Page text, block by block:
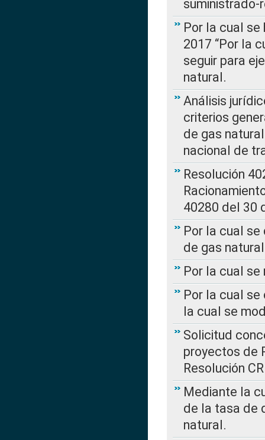
Por la cual se
2017 “Por la
seguir para
natural.
Análisis
criterios
de gas
nacional de
Resolución
40280 del 30
Por la cual
de gas natural
Por la cual se
Por la cual se
la cual se
Solicitud
proyectos de
Resolución
Mediante la
de la tasa de
natural.